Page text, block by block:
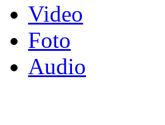
Video
Foto
Audio